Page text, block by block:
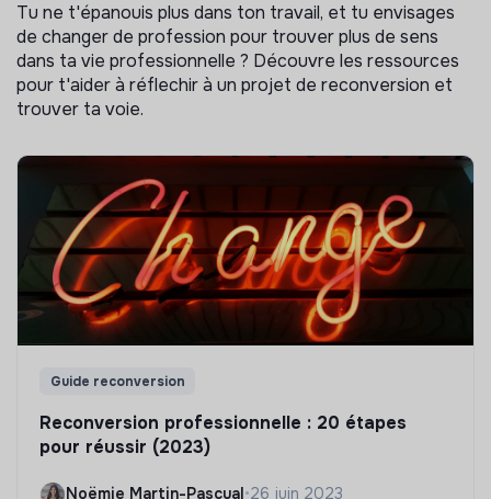
Tu ne t'épanouis plus dans ton travail, et tu envisages
de changer de profession pour trouver plus de sens
dans ta vie professionnelle ? Découvre les ressources
pour t'aider à réflechir à un projet de reconversion et
trouver ta voie.
Guide reconversion
Reconversion professionnelle : 20 étapes
pour réussir (2023)
Noëmie Martin-Pascual •26 juin 2023